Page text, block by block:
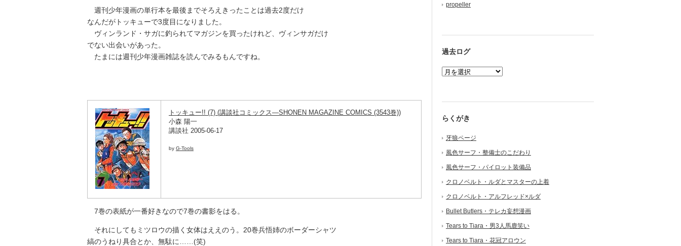
週刊少年漫画の単行本を最後までそろえきったことは過去2度だけ
なんだがトッキューで3度目になりました。
ヴィンランド・サガに釣られてマガジンを買ったけれど、ヴィンサガだけ
でない出会いがあった。
たまには週刊少年漫画雑誌を読んでみるもんですね。
トッキュー!! (7) (講談社コミックス―SHONEN MAGAZINE COMICS (3543巻))
小森 陽一
講談社 2005-06-17
by G-Tools
7巻の表紙が一番好きなので7巻の書影をはる。
それにしてもミツロウの描く女体はええのう。20巻兵悟姉のボーダーシャツ
縞のうねり具合とか、無駄に……(笑)
propeller
過去ログ
らくがき
牙狼ページ
風色サーフ・整備士のこだわり
風色サーフ・パイロット装備品
クロノベルト・ルダとマスターの上着
クロノベルト・アルフレッド×ルダ
Bullet Butlers・テレカ妄想漫画
Tears to Tiara・男3人馬鹿笑い
Tears to Tiara・花冠アロウン